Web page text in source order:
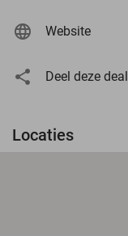
Website
Deel deze deal
Locaties